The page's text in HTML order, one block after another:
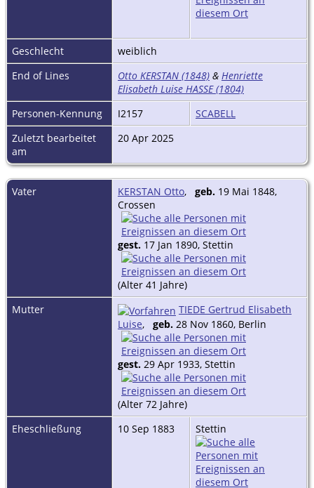
Geschlecht
weiblich
End of Lines
Otto KERSTAN (1848) & Henriette
Elisabeth Luise HASSE (1804)
Personen-Kennung
I2157
SCABELL
Zuletzt bearbeitet
am
20 Apr 2025
Vater KERSTAN Otto, geb. 19 Mai 1848,
Crossen
gest. 17 Jan 1890, Stettin
(Alter 41 Jahre)
Mutter
TIEDE Gertrud Elisabeth
Luise, geb. 28 Nov 1860, Berlin
gest. 29 Apr 1933, Stettin
(Alter 72 Jahre)
Eheschließung
10 Sep 1883 Stettin